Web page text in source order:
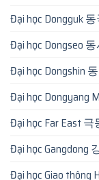
Đại học Dongguk
Đại học Dongseo
Đại học Dongshin
Đại học Dongyang
Đại học Far East
Đại học Gangdong
Đại học Giao